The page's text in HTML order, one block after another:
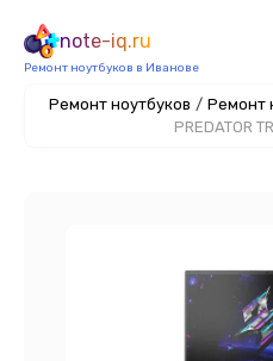
note-iq.ru
Ремонт ноутбуков в Иванове
Ремонт ноутбуков / Ремонт
PREDATOR